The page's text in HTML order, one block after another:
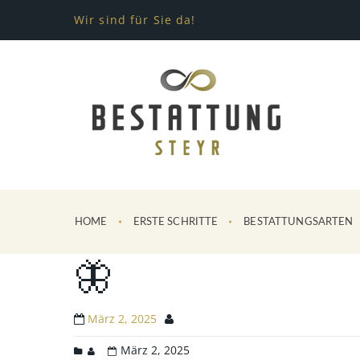
Wir sind für Sie da!
HOME ERSTE SCHRITTE BESTATTUNGSARTEN
🦋
März 2, 2025
März 2, 2025